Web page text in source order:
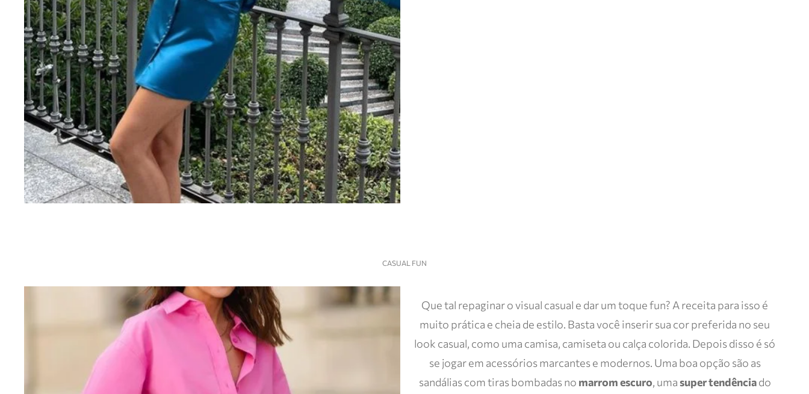
CASUAL FUN
Que tal repaginar o visual casual e dar um toque fun? A receita para isso é
muito prática e cheia de estilo. Basta você inserir sua cor preferida no seu
look casual, como uma camisa, camiseta ou calça colorida. Depois disso é só
se jogar em acessórios marcantes e modernos. Uma boa opção são as
sandálias com tiras bombadas no marrom escuro, umasuper tendênciado